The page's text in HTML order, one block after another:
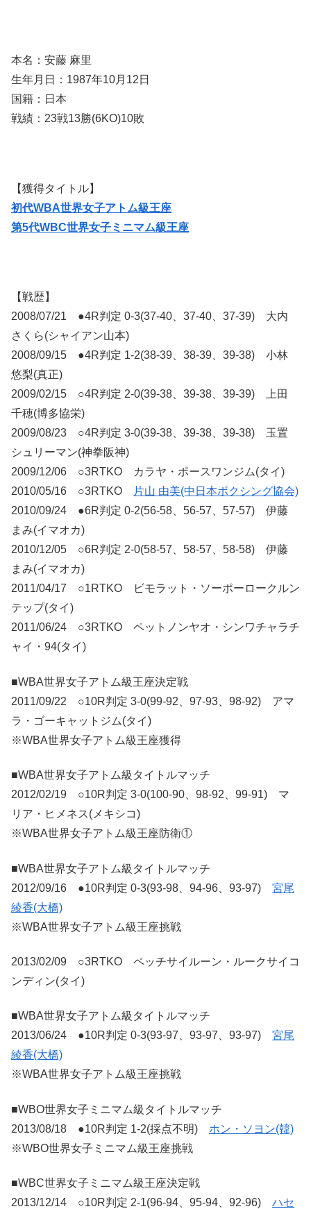
本名：安藤 麻里
生年月日：1987年10月12日
国籍：日本
戦績：23戦13勝(6KO)10敗
【獲得タイトル】
初代WBA世界女子アトム級王座
第5代WBC世界女子ミニマム級王座
【戦歴】
2008/07/21 ●4R判定 0-3(37-40、37-40、37-39) 大内
さくら(シャイアン山本)
2008/09/15 ●4R判定 1-2(38-39、38-39、39-38) 小林
悠梨(真正)
2009/02/15 ○4R判定 2-0(39-38、39-38、39-39) 上田
千穂(博多協栄)
2009/08/23 ○4R判定 3-0(39-38、39-38、39-38) 玉置
シュリーマン(神拳阪神)
2009/12/06 ○3RTKO カラヤ・ポースワンジム(タイ)
2010/05/16 ○3RTKO
片山 由美(中日本ボクシング協会)
2010/09/24 ●6R判定 0-2(56-58、56-57、57-57) 伊藤
まみ(イマオカ)
2010/12/05 ○6R判定 2-0(58-57、58-57、58-58) 伊藤
まみ(イマオカ)
2011/04/17 ○1RTKO ビモラット・ソーポーロークルン
テップ(タイ)
2011/06/24 ○3RTKO ペットノンヤオ・シンワチャラチ
ャイ・94(タイ)
■WBA世界女子アトム級王座決定戦
2011/09/22 ○10R判定 3-0(99-92、97-93、98-92) アマ
ラ・ゴーキャットジム(タイ)
※WBA世界女子アトム級王座獲得
■WBA世界女子アトム級タイトルマッチ
2012/02/19 ○10R判定 3-0(100-90、98-92、99-91) マ
リア・ヒメネス(メキシコ)
※WBA世界女子アトム級王座防衛①
■WBA世界女子アトム級タイトルマッチ
2012/09/16 ●10R判定 0-3(93-98、94-96、93-97) 宮尾
綾香(大橋)
※WBA世界女子アトム級王座挑戦
2013/02/09 ○3RTKO ペッチサイルーン・ルークサイコ
ンディン(タイ)
■WBA世界女子アトム級タイトルマッチ
2013/06/24 ●10R判定 0-3(93-97、93-97、93-97) 宮尾
綾香(大橋)
※WBA世界女子アトム級王座挑戦
■WBO世界女子ミニマム級タイトルマッチ
2013/08/18 ●10R判定 1-2(採点不明) ホン・ソヨン(韓)
※WBO世界女子ミニマム級王座挑戦
■WBC世界女子ミニマム級王座決定戦
2013/12/14 ○10R判定 2-1(96-94、95-94、92-96) ハセ